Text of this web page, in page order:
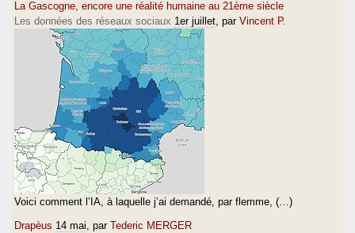
La Gascogne, encore une réalité humaine au 21ème siècle
Les données des réseaux sociaux 1er juillet , par Vincent P.
Voici comment l’IA, à laquelle j’ai demandé, par flemme, (…)
Drapèus 14 mai , par Tederic MERGER